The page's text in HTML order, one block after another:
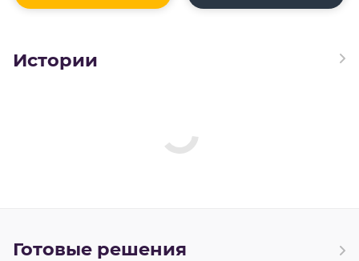
Истории
Готовые решения